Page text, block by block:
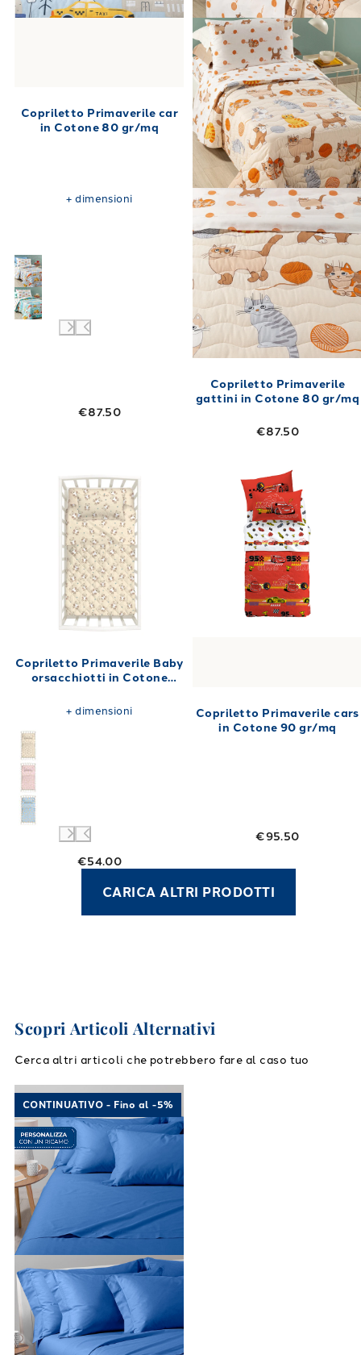
Copriletto Primaverile car
in Cotone 80 gr/mq
€87.50
+dimensioni
Copriletto Primaverile
gattini in Cotone 80 gr/mq
€87.50
Link to " Copriletto Primaverile Baby
Copriletto Primaverile Baby
orsacchiotti in Cotone
€54.00
+dimensioni
Link to "
Copriletto Primaverile cars
in Cotone 90 gr/mq
€95.50
CARICA ALTRI PRODOTTI
Scopri Articoli Alternativi
Cerca altri articoli che potrebbero fare al caso tuo
Link to "Completo Lenzuola Cotone tinta
CONTINUATIVO - Fino al -5%